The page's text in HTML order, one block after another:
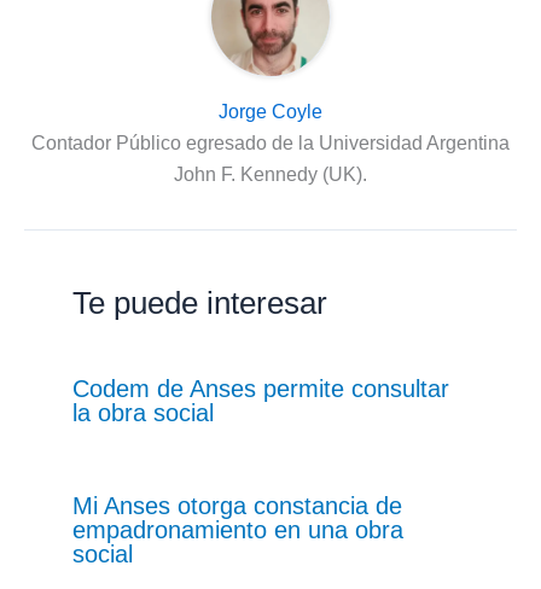
Jorge Coyle
Contador Público egresado de la Universidad Argentina
John F. Kennedy (UK).
Te puede interesar
Codem de Anses permite consultar
la obra social
Mi Anses otorga constancia de
empadronamiento en una obra
social